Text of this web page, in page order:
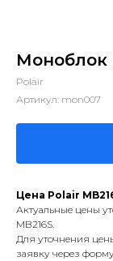
Моноблок
Polair
Артикул: mon007
Цена Polair
Актуальные цены
MB216S.
Для уточнения
заявку через